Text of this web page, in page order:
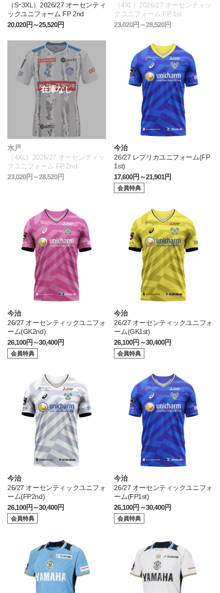
（Sｰ3XL）2026/27 オーセンティ
ックユニフォーム FP 2nd
20,020円～25,520円
（4XL）2026/27 オーセンティッ
クユニフォーム FP 1st
23,020円～28,520円
水戸
（4XL）2026/27 オーセンティッ
クユニフォーム FP 2nd
23,020円～28,520円
今治
26/27 レプリカユニフォーム(FP
1st)
17,600円～21,901円
会員特典
今治
26/27 オーセンティックユニフォ
ーム(GK2nd)
26,100円～30,400円
会員特典
今治
26/27 オーセンティックユニフォ
ーム(GK1st)
26,100円～30,400円
会員特典
今治
26/27 オーセンティックユニフォ
ーム(FP2nd)
26,100円～30,400円
会員特典
今治
26/27 オーセンティックユニフォ
ーム(FP1st)
26,100円～30,400円
会員特典